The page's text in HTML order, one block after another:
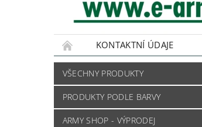
KONTAKTNÍ ÚDAJE
VŠECHNY PRODUKTY
PRODUKTY PODLE BARVY
ARMY SHOP - VÝPRODEJ